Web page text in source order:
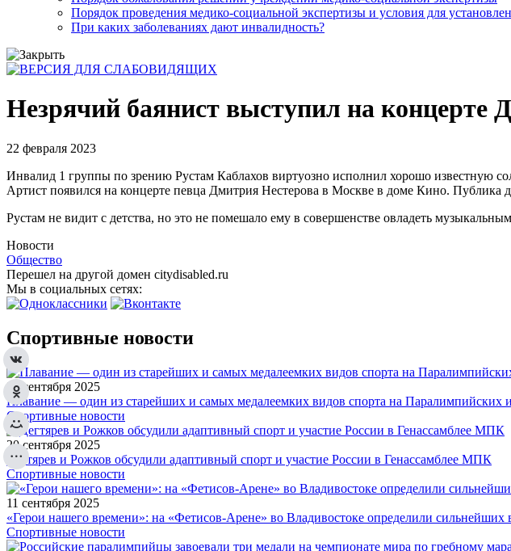
Порядок проведения медико-социальной экспертизы и условия для
При каких заболеваниях дают инвалидность?
Незрячий баянист выступил на концерте
22 февраля 2023
Инвалид 1 группы по зрению Рустам Каблахов виртуозно исполнил хорошо известную
Артист появился на концерте певца Дмитрия Нестерова в Москве в доме Кино. Публика
Рустам не видит с детства, но это не помешало ему в совершенстве овладеть
Новости
Общество
Перешел на другой домен citydisabled.ru
Мы в социальных сетях:
Спортивные новости
20 сентября 2025
Плавание — один из старейших и самых медалеемких видов спорта на Паралимпийских
Спортивные новости
20 сентября 2025
Дегтярев и Рожков обсудили адаптивный спорт и участие России в Генассамблее МПК
Спортивные новости
11 сентября 2025
«Герои нашего времени»: на «Фетисов-Арене» во Владивостоке определили сильнейших
Спортивные новости